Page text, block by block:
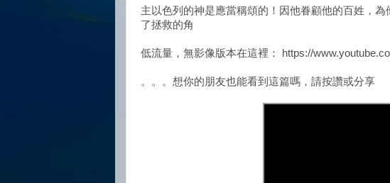
主以色列的神是應當稱頌的！因他眷顧他的百姓，
了拯救的角
低流量，無影像版本在這裡： https://
。。。想你的朋友也能看到這篇嗎，請按讚或分享